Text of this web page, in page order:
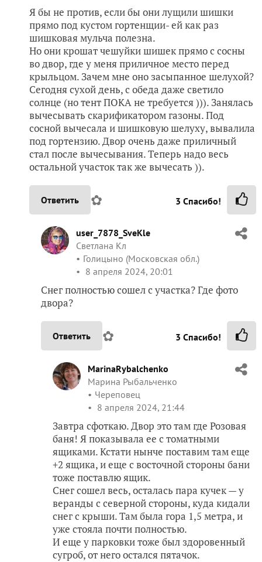
Я бы не против, если бы они лущили шишки
прямо под кустом гортенщии- ей как раз
шишковая мульча полезна.
Но они крошат чешуйки шишек прямо с сосны
во двор, где у меня приличное место перед
крыльцом. Зачем мне оно засыпанное шелухой?
Сегодня сухой день, с обеда даже светило
солнце (но тент ПОКА не требуется ))). Занялась
вычесывать скарификатором газоны. Под
сосной вычесала и шишковую шелуху, вывалила
под гортензию. Двор очень даже приличный
стал после вычесывания. Теперь надо весь
остальной участок так же вычесать )).
Ответить ✿ 3 Спасибо!
user_7878_SveKle
Светлана Кл
Голицыно (Московская обл.)
8 апреля 2024, 20:01
Снег полностью сошел с участка? Где фото
двора?
Ответить ✿ 3 Спасибо!
MarinaRybalchenko
Марина Рыбальченко
Череповец
8 апреля 2024, 21:44
Завтра сфоткаю. Двор это там где Розовая
баня! Я показывала ее с томатными
ящиками. Кстати нынче поставим там еще
+2 ящика, и еще с восточной стороны бани
тоже поставлю ящик.
Снег сошел весь, осталась пара кучек — у
веранды с северной стороны, куда кидали
снег с крыши. Там была гора 1,5 метра, и
уже стояла почти полностью.
И еще у парковки тоже был здоровенный
сугроб, от него остался пятачок.